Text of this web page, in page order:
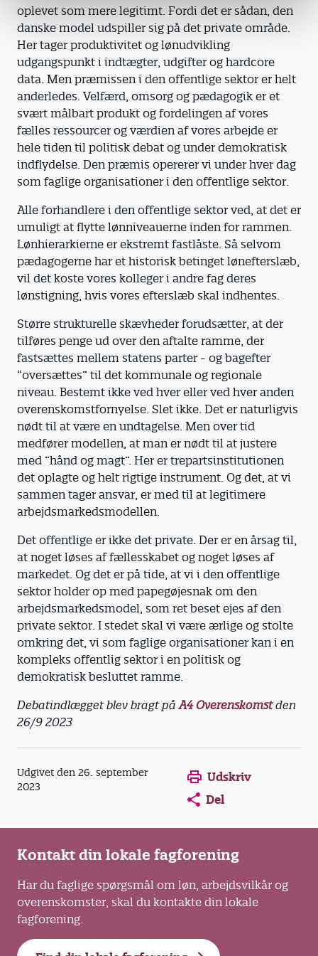
oplevet som mere legitimt. Fordi det er sådan, den
danske model udspiller sig på det private område.
Her tager produktivitet og lønudvikling
udgangspunkt i indtægter, udgifter og hardcore
data. Men præmissen i den offentlige sektor er helt
anderledes. Velfærd, omsorg og pædagogik er et
svært målbart produkt og fordelingen af vores
fælles ressourcer og værdien af vores arbejde er
hele tiden til politisk debat og under demokratisk
indflydelse. Den præmis opererer vi under hver dag
som faglige organisationer i den offentlige sektor.
Alle forhandlere i den offentlige sektor ved, at det er
umuligt at flytte lønniveauerne inden for rammen.
Lønhierarkierne er ekstremt fastlåste. Så selvom
pædagogerne har et historisk betinget lønefterslæb,
vil det koste vores kolleger i andre fag deres
lønstigning, hvis vores efterslæb skal indhentes.
Større strukturelle skævheder forudsætter, at der
tilføres penge ud over den aftalte ramme, der
fastsættes mellem statens parter - og bagefter
“oversættes” til det kommunale og regionale
niveau. Bestemt ikke ved hver eller ved hver anden
overenskomstfornyelse. Slet ikke. Det er naturligvis
nødt til at være en undtagelse. Men over tid
medfører modellen, at man er nødt til at justere
med ”hånd og magt”. Her er trepartsinstitutionen
det oplagte og helt rigtige instrument. Og det, at vi
sammen tager ansvar, er med til at legitimere
arbejdsmarkedsmodellen.
Det offentlige er ikke det private. Der er en årsag til,
at noget løses af fællesskabet og noget løses af
markedet. Og det er på tide, at vi i den offentlige
sektor holder op med papegøjesnak om den
arbejdsmarkedsmodel, som ret beset ejes af den
private sektor. I stedet skal vi være ærlige og stolte
omkring det, vi som faglige organisationer kan i en
kompleks offentlig sektor i en politisk og
demokratisk besluttet ramme.
Debatindlægget blev bragt påA4 Overenskomstden
26/9 2023
Udgivet den 26. september
2023
Udskriv
Del
Kontakt din lokale fagforening
Har du faglige spørgsmål om løn, arbejdsvilkår og
overenskomster, skal du kontakte din lokale
fagforening.